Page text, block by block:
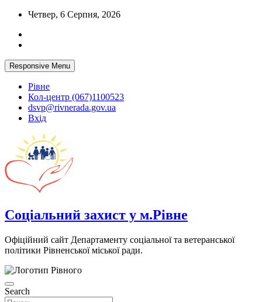
Skip
content
Четвер, 6 Серпня, 2026
Responsive Menu
Рівне
Кол-центр (067)1100523
dsvp@rivnerada.gov.ua
Вхід
Соціальний захист у м.Рівне
Офіційний сайт Департаменту соціальної та ветеранської
політики Рівненської міської ради.
Search